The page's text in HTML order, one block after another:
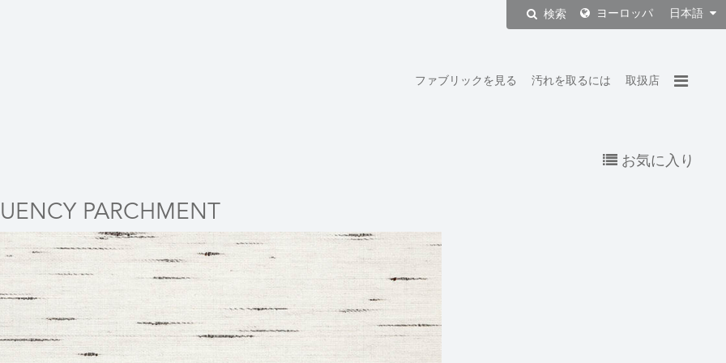
検索 ヨーロッパ 日本語
ファブリックを見る 汚れを取るには 取扱店
お気に入り
PARCHMENT